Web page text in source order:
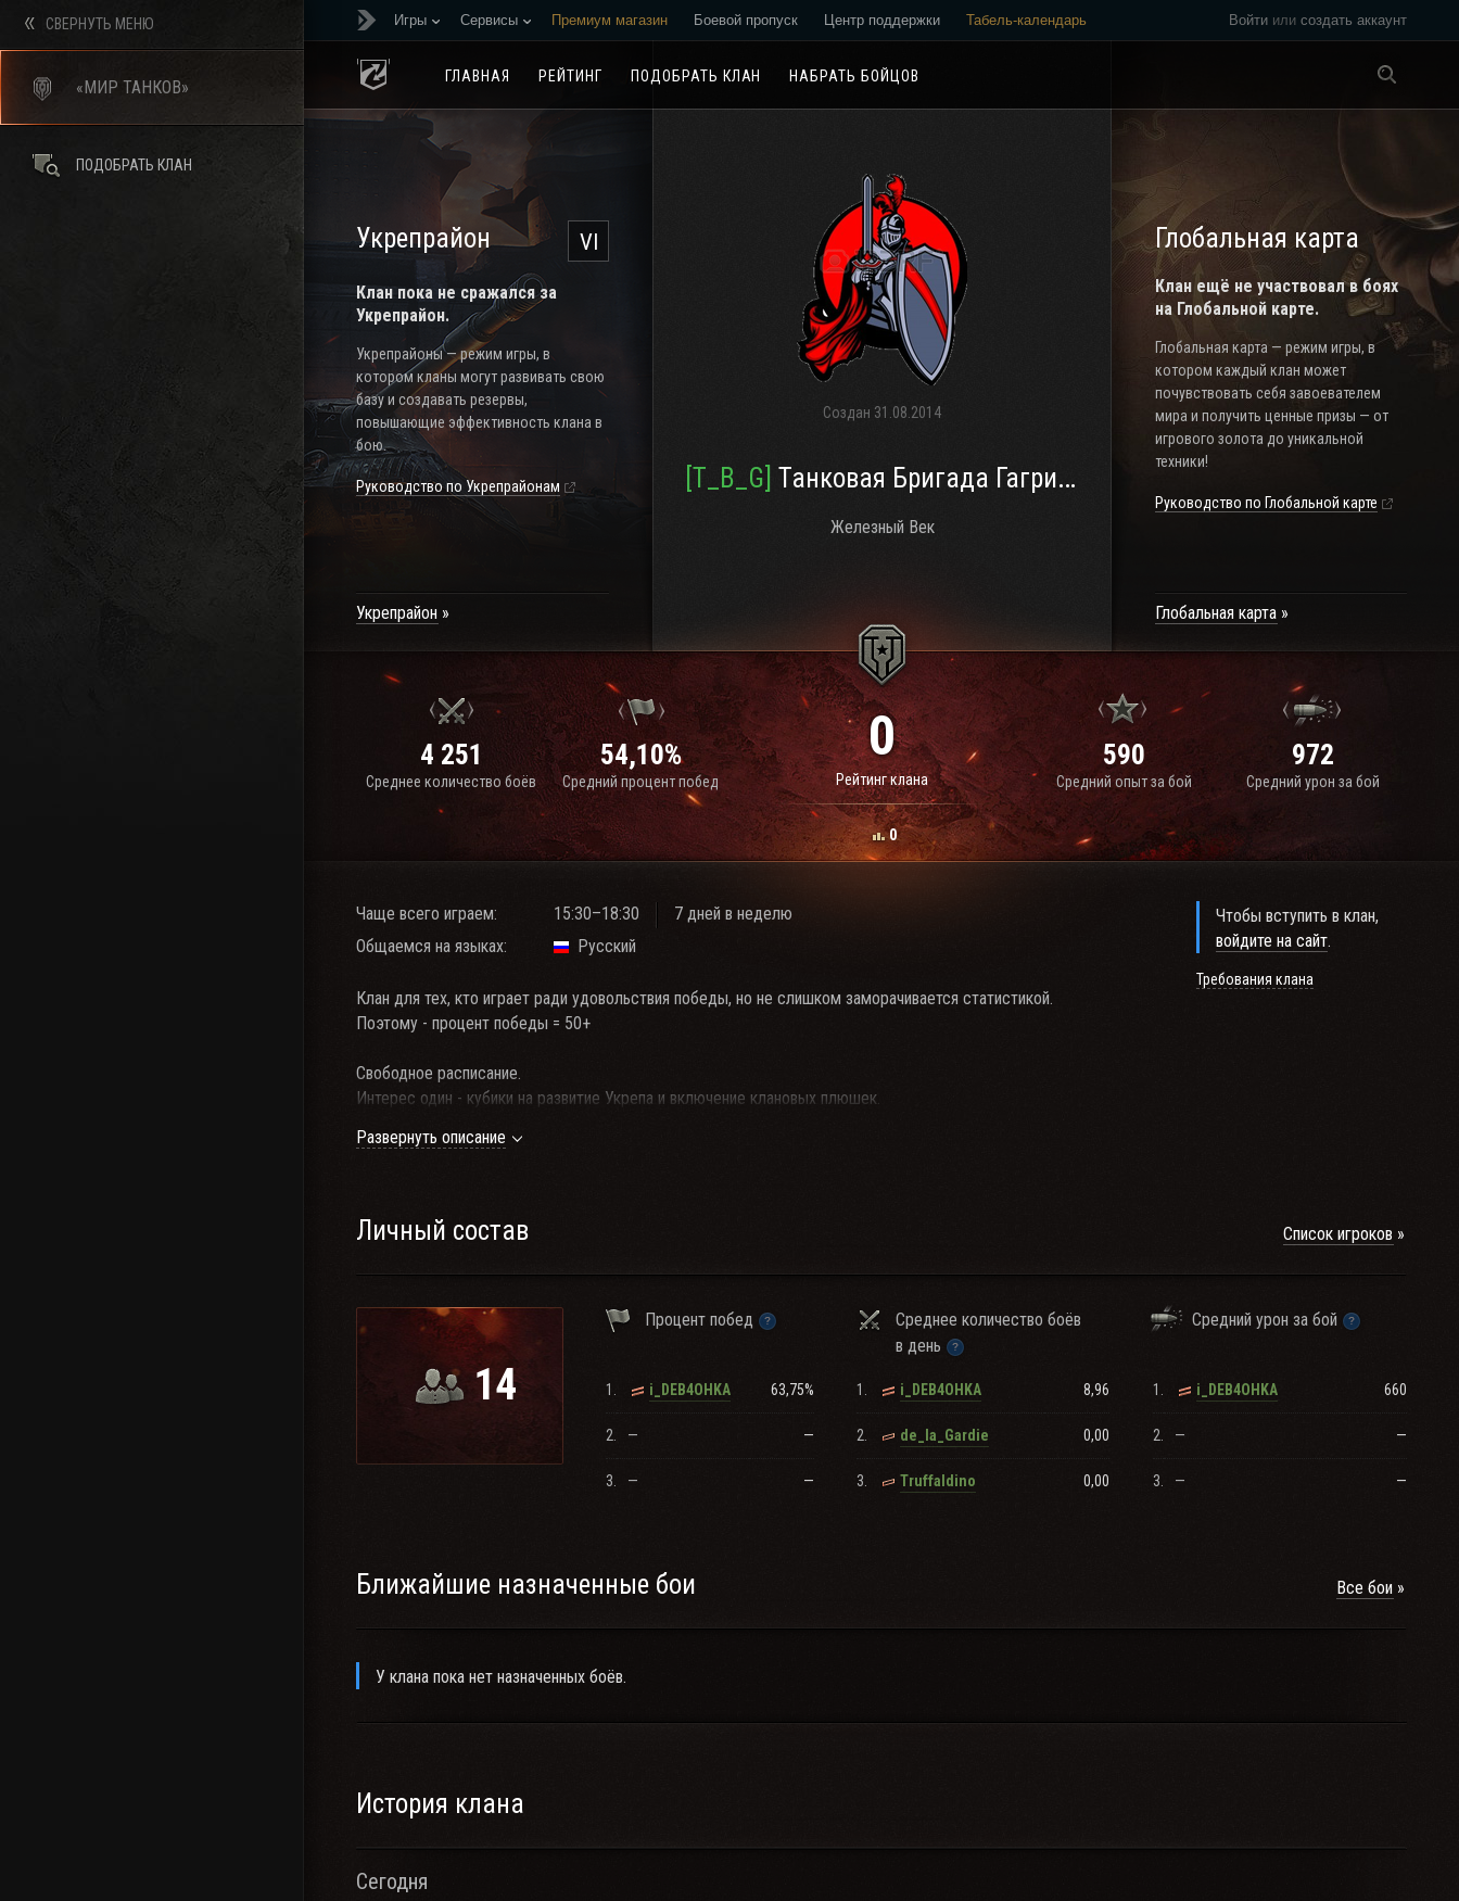
Войти или создать аккаунт
Игры Сервисы Премиум магазин Боевой пропуск Центр поддержки Табель-календарь
ГЛАВНАЯ РЕЙТИНГ ПОДОБРАТЬ КЛАН НАБРАТЬ БОЙЦОВ
VI
Укрепрайон
Клан пока не сражался за
Укрепрайон.
Укрепрайоны — режим игры, в
котором кланы могут развивать свою
базу и создавать резервы,
повышающие эффективность клана в
бою.
Руководство по Укрепрайонам
Укрепрайон
Создан 31.08.2014
[T_B_G] Танковая Бригада Гагрида
Железный Век
Глобальная карта
Клан ещё не участвовал в боях
на Глобальной карте.
Глобальная карта — режим игры, в
котором каждый клан может
почувствовать себя завоевателем
мира и получить ценные призы — от
игрового золота до уникальной
техники!
Руководство по Глобальной карте
Глобальная карта
4 251
Среднее количество боёв
54,10%
Средний процент побед
0
Рейтинг клана
0
590
Средний опыт за бой
972
Средний урон за бой
Чаще всего играем: 15:30–18:30
7 дней в неделю
Общаемся на языках:
Русский
Клан для тех, кто играет ради удовольствия победы, но не слишком заморачивается статистикой.
Поэтому - процент победы = 50+
Свободное расписание.
Интерес один - кубики на развитие Укрепа и включение клановых плюшек.
неделю.
Взводная игра - только со связью!
Связь - в клиентском чате и клановом разделе на сайте ВГ.
Развернуть описание
Чтобы вступить в клан,
войдите на сайт.
Требования клана
Личный состав Список игроков
14
Процент побед
Среднее количество боёв
в день
Средний урон за бой
1. i_DEB4OHKA 63,75%
2. — —
3. — —
1. i_DEB4OHKA 8,96
2. de_la_Gardie 0,00
3. Truffaldino 0,00
1. i_DEB4OHKA 660
2. — —
3. — —
Ближайшие назначенные бои Все бои
У клана пока нет назначенных боёв.
История клана
Сегодня
СВЕРНУТЬ МЕНЮ
«МИР ТАНКОВ»
ПОДОБРАТЬ КЛАН